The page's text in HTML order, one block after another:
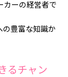
カーの経営者で
の豊富な知識か
るチャン